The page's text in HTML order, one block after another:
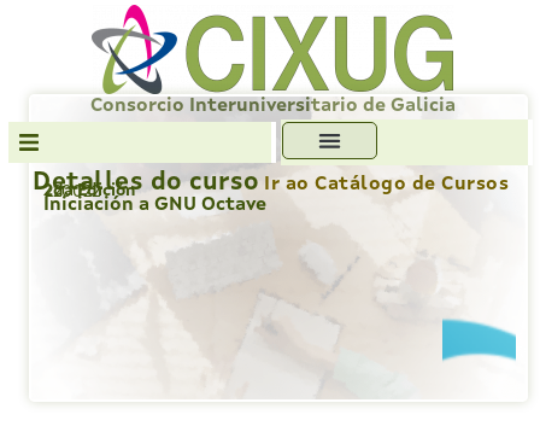
Consorcio Interuniversitario de Galicia
Transparencia
Detalles do curso Ir ao Catálogo de Cursos
220022
2da Edición
Iniciación a GNU Octave